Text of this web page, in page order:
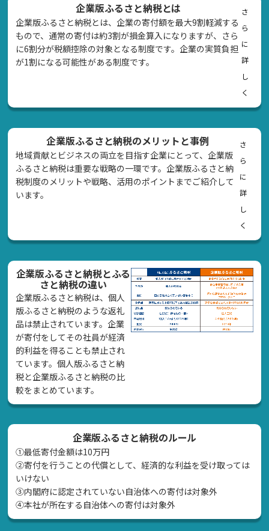
企業版ふるさと納税とは
企業版ふるさと納税とは、企業の寄付額を最大9割軽減する
もので、通常の寄付は約3割が損金算入になりますが、さら
に6割分が税額控除の対象となる制度です。企業の実質負担
が1割になる可能性がある制度です。
さ
ら
に
詳
し
く
企業版ふるさと納税のメリットと事例
地域貢献とビジネスの両立を目指す企業にとって、企業版
ふるさと納税は重要な戦略の一環です。企業版ふるさと納
税制度のメリットや戦略、活用のポイントまでご紹介して
います。
さ
ら
に
詳
し
く
企業版ふるさと納税とふる
さと納税の違い
企業版ふるさと納税は、個人
版ふるさと納税のような返礼
品は禁止されています。企業
が寄付をしてその社員が経済
的利益を得ることも禁止され
ています。個人版ふるさと納
税と企業版ふるさと納税の比
較をまとめています。
企業版ふるさと納税のルール
①最低寄付金額は10万円
②寄付を行うことの代償として、経済的な利益を受け取っては
いけない
➂内閣府に認定されていない自治体への寄付は対象外
④本社が所在する自治体への寄付は対象外